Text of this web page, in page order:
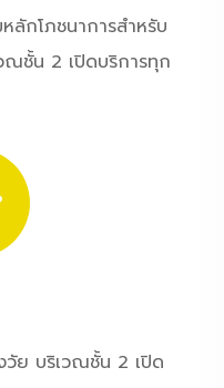
ลักโภชนาการสำหรับ
ณชั้น 2 เปิดบริการทุก
วัย บริเวณชั้น 2 เปิด